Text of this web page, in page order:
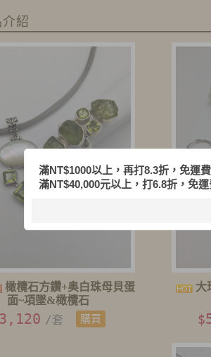
紹
橄欖石方鑽+奥白珠母貝蛋
面~項墜&橄欖石
/套 購買
大
$
滿NT$1000以上，再打8.3折，免運
滿NT$40,000元以上，打6.8折，免運